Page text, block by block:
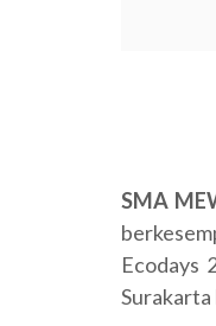
SMA
Ecodays
Surakarta